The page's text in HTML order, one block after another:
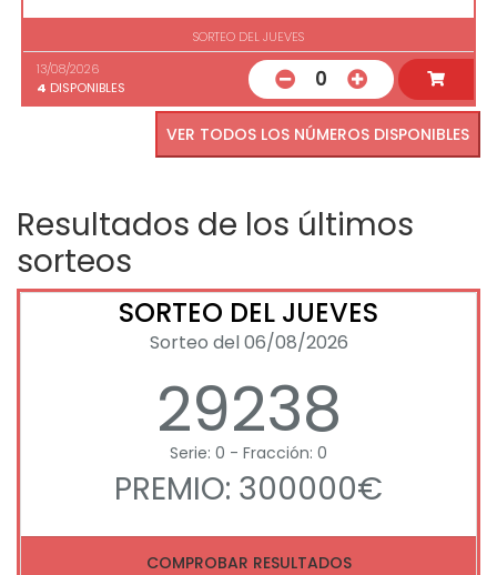
SORTEO DEL JUEVES
13/08/2026
4 DISPONIBLES 0
VER TODOS LOS NÚMEROS DISPONIBLES
Resultados de los últimos
sorteos
SORTEO DEL JUEVES
Sorteo del 06/08/2026
29238
Serie: 0 - Fracción: 0
PREMIO: 300000€
COMPROBAR RESULTADOS